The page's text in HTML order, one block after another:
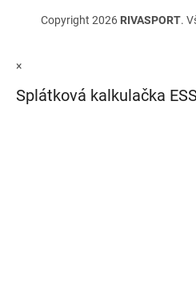
Copyright 2026 RIVASPORT.
×
Splátková kalkulačka